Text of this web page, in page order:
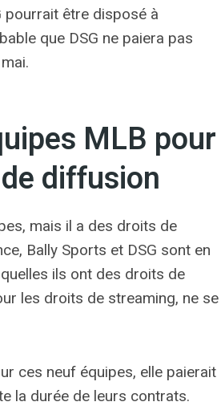
pourrait être disposé à
que DSG ne paiera pas
MLB pour
diffusion
mais il a des droits de
Bally Sports et DSG sont en
ils ont des droits de
les droits de streaming, ne se
ces neuf équipes, elle paierait
la durée de leurs contrats.